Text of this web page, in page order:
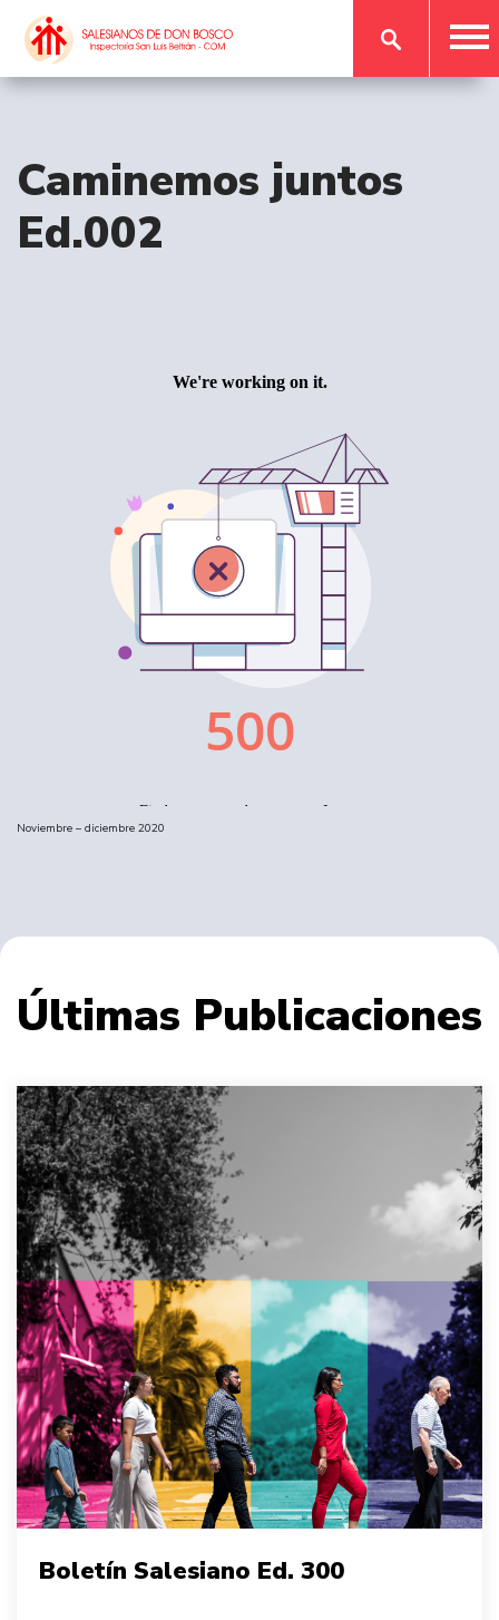
Caminemos juntos
Ed.002
Noviembre – diciembre 2020
Últimas Publicaciones
Boletín Salesiano Ed. 300